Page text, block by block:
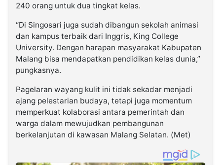
240 orang untuk dua tingkat kelas.
“Di Singosari juga sudah dibangun sekolah animasi
dan kampus terbaik dari Inggris, King College
University. Dengan harapan masyarakat Kabupaten
Malang bisa mendapatkan pendidikan kelas dunia,”
pungkasnya.
Pagelaran wayang kulit ini tidak sekadar menjadi
ajang pelestarian budaya, tetapi juga momentum
memperkuat kolaborasi antara pemerintah dan
warga dalam mewujudkan pembangunan
berkelanjutan di kawasan Malang Selatan. (Met)